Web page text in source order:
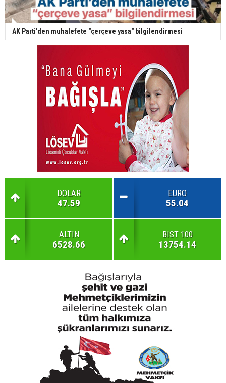
AK Parti'den muhalefete "çerçeve yasa" bilgilendirmesi
DOLAR
47.59
EURO
55.04
ALTIN
6528.66
BIST 100
13754.14